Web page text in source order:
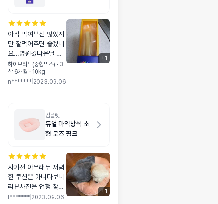
아직 먹여보진 않았지
만 잘먹어주면 좋겠네
요...병원갔다온날 줄
려구요...가격이 좀비
싸긴하지만 포장도 넘
이쁘고 깔끔해요...
하이브리드(중형믹스) · 3
살 6개월 · 10kg
n******* 2023.09.06
+1
컴플렛
듀얼 마약방석 소
형 로즈 핑크
사기전 아무래두 저렴
한 쿠션은 아니다보니
리뷰사진을 엄청 찾아
봤어요 작을까봐 사이
l******* 2023.09.06
+1